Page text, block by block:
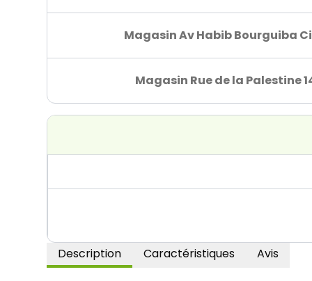
Magasin Av Habib Bourguiba
Magasin Rue de la Palestine
Description Caractéristiques Avis